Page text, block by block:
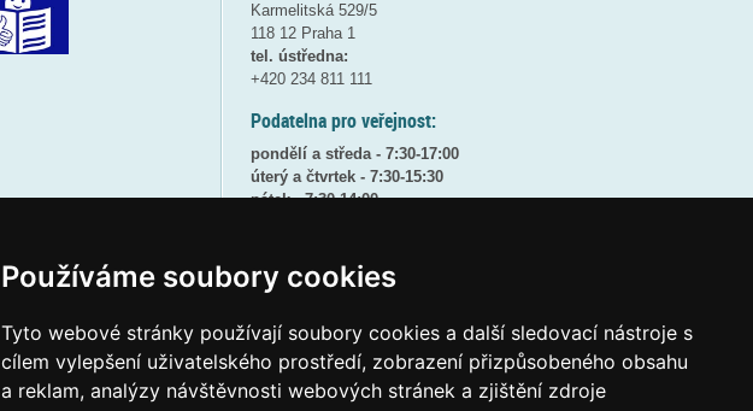
Používáme soubory cookies
Tyto webové stránky používají soubory cookies a další sledovací nástroje s
cílem vylepšení uživatelského prostředí, zobrazení přizpůsobeného obsahu
a reklam, analýzy návštěvnosti webových stránek a zjištění zdroje
Karmelitská 529/5
118 12 Praha 1
tel. ústředna:
+420 234 811 111
Podatelna pro veřejnost:
pondělí a středa - 7:30-17:00
úterý a čtvrtek - 7:30-15:30
pátek - 7:30-14:00
(více informacíZDE)
posta@msmtgovcz
ID datové schránky: vidaawt